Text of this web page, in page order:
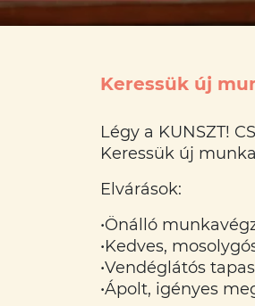
Keressük új
Légy a KUNSZT!
Keressük új
Elvárások:
•Önálló
•Kedves,
•Vendéglátós
•Ápolt, igényes